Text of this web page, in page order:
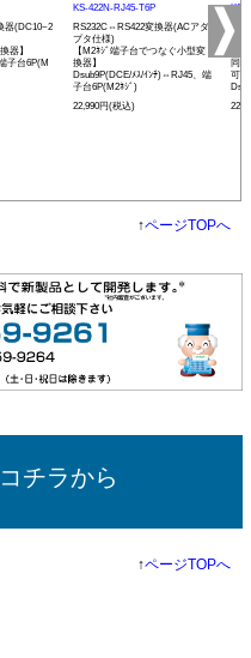
器(DC10~2
器】
子台6P(M
KS-422N-RJ45-T6P
RS232C⇔RS422変換器(ACアダ
プタ仕様)
【M2ﾈｼﾞ端子台でつなぐ小型変
換器】
Dsub9P(DCE/ﾒｽ/ｲﾝﾁ)⇔RJ45、端
子台6P(M2ﾈｼﾞ)
22,990円(税込)
KS-
プ
同
可
↑ページTOPへ
チラから
↑ページTOPへ